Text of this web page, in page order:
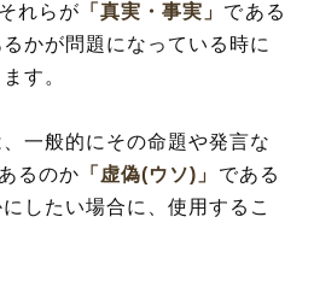
れらが 「真実・事実」 である
るかが問題になっている時に
す。
一般的にその命題や発言な
るのか 「虚偽(ウソ)」 である
したい場合に、使用するこ